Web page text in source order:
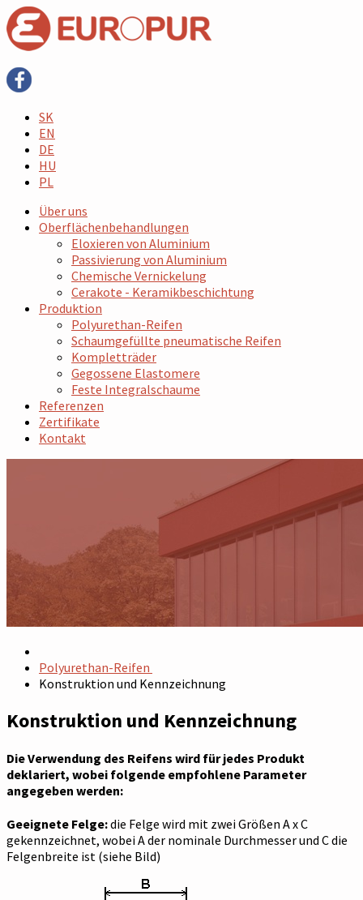
SK
EN
DE
HU
PL
Über uns
Oberflächenbehandlungen
Eloxieren von Aluminium
Passivierung von Aluminium
Chemische Vernickelung
Cerakote - Keramikbeschichtung
Produktion
Polyurethan-Reifen
Schaumgefüllte pneumatische Reifen
Kompletträder
Gegossene Elastomere
Feste Integralschaume
Referenzen
Zertifikate
Kontakt
Polyurethan-Reifen
Konstruktion und Kennzeichnung
Konstruktion und Kennzeichnung
Die Verwendung des Reifens wird für jedes Produkt
deklariert, wobei folgende empfohlene Parameter
angegeben werden:
Geeignete Felge:die Felge wird mit zwei Größen A x C
gekennzeichnet, wobei A der nominale Durchmesser und C die
Felgenbreite ist (siehe Bild)